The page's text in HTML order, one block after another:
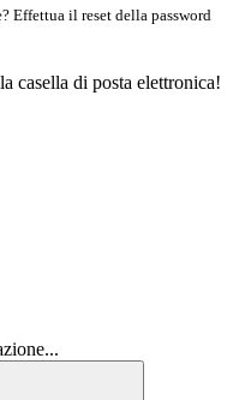
Effettua il reset della password
casella di posta elettronica!